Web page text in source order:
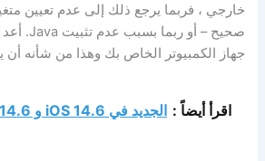
خارجي ، فربما يرجع ذلك إلى عدم تعيين
جهاز الكمبيوتر الخاص بك وهذا من شأنه
اقرأ أيضاً : الجديد في iOS 14.6 و iPadOS 14.6